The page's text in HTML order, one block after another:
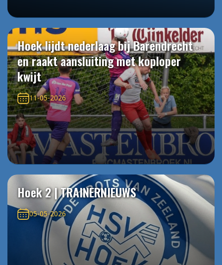
Hoek lijdt nederlaag bij Barendrecht
en raakt aansluiting met koploper
kwijt
11-05-2026
Hoek 2 | TRAINERNIEUWS
05-05-2026